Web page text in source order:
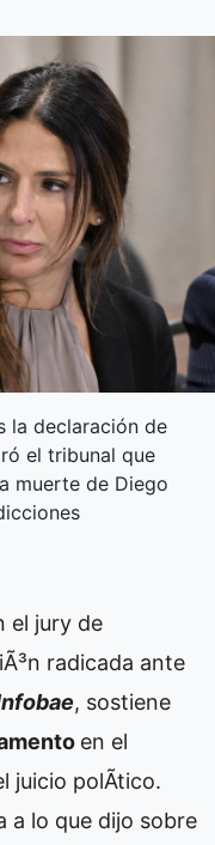
la declaración de
el tribunal que
muerte de Diego
el jury de
radicada ante
, sostiene
en el
juicio polÃ­tico.
a lo que dijo sobre